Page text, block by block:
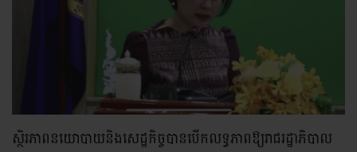
ស្ថិរភាពនយោបាយនិងសេដ្ឋកិច្ចបានបើកលទ្ធភាពឱ្យរាជរដ្ឋាភិបាល